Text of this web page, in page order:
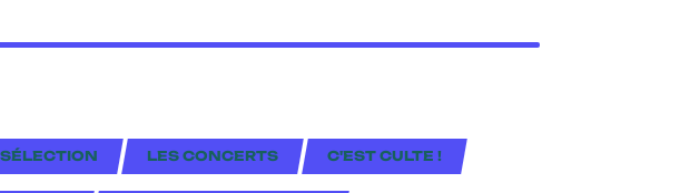
LES CONCERTS C'EST CULTE !